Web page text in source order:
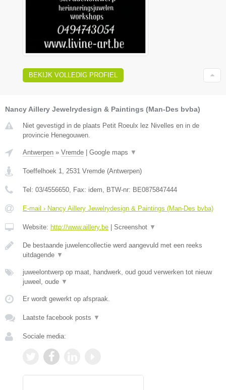
BEKIJK VOLLEDIG PROFIEL
Nancy Aillery Jewelrydesign & Paintings (Man-Des bvba)
Niet gevestigd in de plaats Petit Roeulx lez Nivelles en in de
provincie Henegouwen.
Antwerpen » Vremde Google maps ▼
Toeffelhoek 1 2531 Vremde (Antwerpen)
Tel: 03/4556650 , Fax: idem , BTW-nr: BE0875847444
E-mail › Nancy Aillery Jewelrydesign & Paintings (Man-Des bvba)
Website: http://www.aillery.be Screenshot ▼
De bestaande juwelencollectie werd aangevuld met een reeks
uitdagende ▼
juweelontwerp op maat, handwerk, oud goud verwerken tot nieuw
juweel, oude ▼
Er wordt gewerkt op afspraak.
Laatste facebook posts ▼
Sociale media: